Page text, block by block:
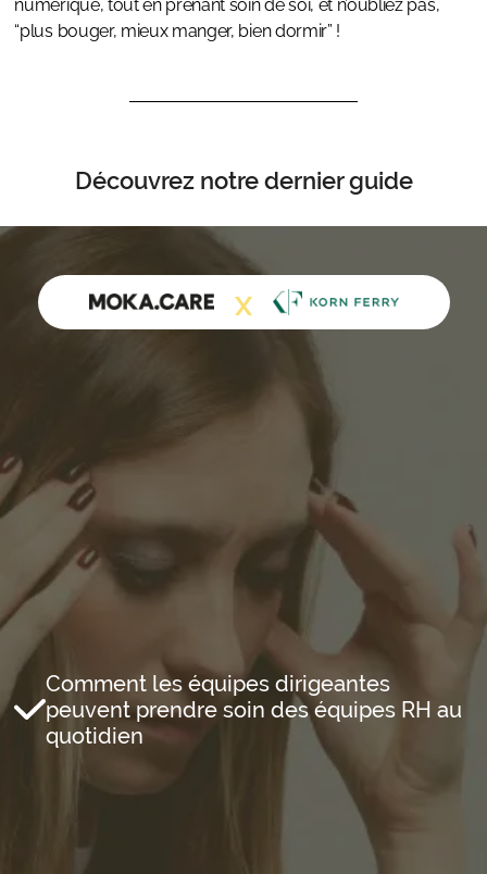
numérique, tout en prenant soin de soi, et n’oubliez pas,
“plus bouger, mieux manger, bien dormir” !
Découvrez notre dernier guide
X
Comment les équipes dirigeantes
peuvent prendre soin des équipes RH au
quotidien
Email professionnel*